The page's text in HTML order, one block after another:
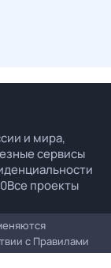
и мира,
сервисы
Все проекты
с Правилами